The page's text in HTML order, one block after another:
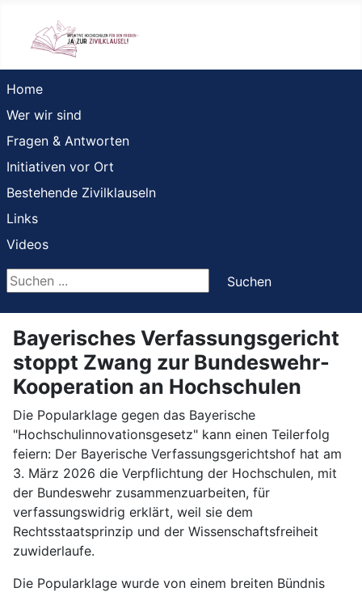
Home
Wer wir sind
Fragen & Antworten
Initiativen vor Ort
Bestehende Zivilklauseln
Links
Videos
Suchen ...
Suchen
Bayerisches Verfassungsgericht
stoppt Zwang zur Bundeswehr-
Kooperation an Hochschulen
Die Popularklage gegen das Bayerische
"Hochschulinnovationsgesetz" kann einen Teilerfolg
feiern: Der Bayerische Verfassungsgerichtshof hat am
3. März 2026 die Verpflichtung der Hochschulen, mit
der Bundeswehr zusammenzuarbeiten, für
verfassungswidrig erklärt, weil sie dem
Rechtsstaatsprinzip und der Wissenschaftsfreiheit
zuwiderlaufe.
Die Popularklage wurde von einem breiten Bündnis